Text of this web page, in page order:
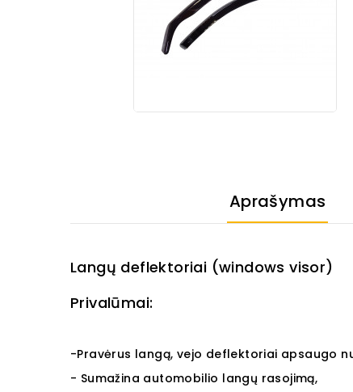
Aprašymas
Langų deflektoriai (windows visor)
Privalūmai:
-Pravėrus langą, vejo deflektoriai apsaugo
- Sumažina automobilio langų rasojimą,